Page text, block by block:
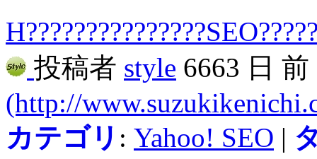
投稿者 style 6663 日 前
(http://
カテゴリ : Yahoo! SEO |